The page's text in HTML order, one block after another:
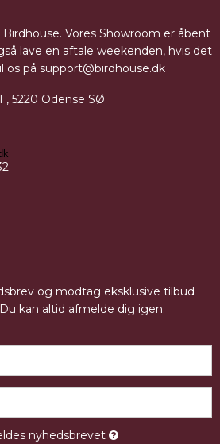
Vores Showroom er åbent
lave en aftale weekenden, hvis det
os på support@birdhouse.dk
, 5220 Odense SØ
og modtag eksklusive tilbud
kan altid afmelde dig igen.
nyhedsbrevet